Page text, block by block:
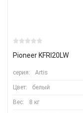
Pioneer KFRI20LW
серия: Artis
Цвет: белый
Вес: 8 кг